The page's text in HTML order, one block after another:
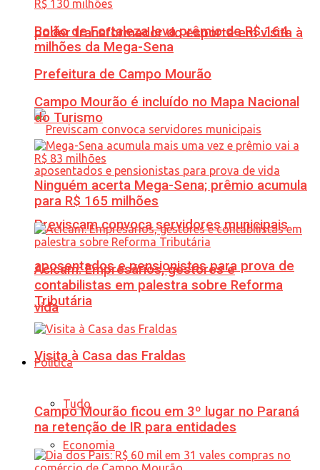
poder transformador do esporte em visita à
Prefeitura de Campo Mourão
Previscam convoca servidores municipais
aposentados e pensionistas para prova de
vida
Política
Tudo
Economia
Bolão de Fortaleza leva prêmio de R$ 164
milhões da Mega-Sena
Campo Mourão é incluído no Mapa Nacional
do Turismo
Ninguém acerta Mega-Sena; prêmio acumula
para R$ 165 milhões
Acicam: Empresários, gestores e
contabilistas em palestra sobre Reforma
Tributária
Visita à Casa das Fraldas
Campo Mourão ficou em 3º lugar no Paraná
na retenção de IR para entidades